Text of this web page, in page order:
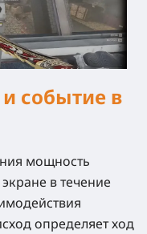
событие в
мощность
в течение
определяет ход